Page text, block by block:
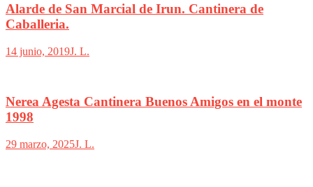
Alarde de San Marcial de Irun. Cantinera de
Caballeria.
14 junio, 2019J. L.
Nerea Agesta Cantinera Buenos Amigos en el monte
1998
29 marzo, 2025J. L.